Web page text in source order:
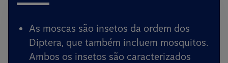
As moscas são insetos da ordem dos
Diptera, que também incluem mosquitos.
Ambos os insetos são caracterizados